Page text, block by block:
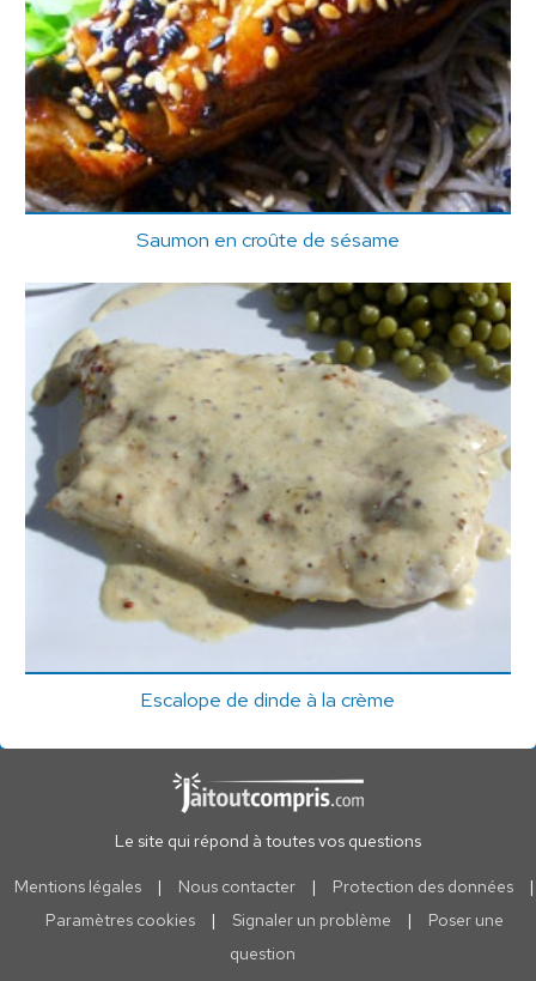
Saumon en croûte de sésame
Escalope de dinde à la crème
Le site qui répond à toutes vos questions
Mentions légales | Nous contacter | Protection des données
|
Paramètres cookies
| Signaler un problème |
Poser une
question